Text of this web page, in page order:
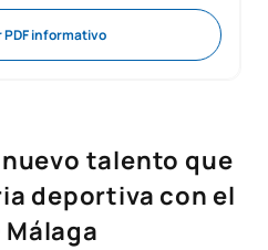
PDF informativo
talento que
deportiva con el
Málaga